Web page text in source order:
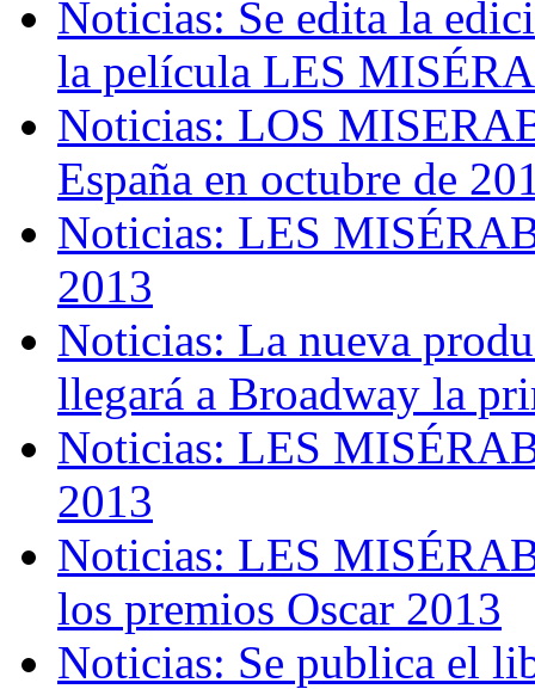
Noticias: Se edita la
la película LES
Noticias: LOS
España en octubre de
Noticias: LES
2013
Noticias: La nueva
llegará a Broadway la
Noticias: LES
2013
Noticias: LES
los premios Oscar 2013
Noticias: Se publica el